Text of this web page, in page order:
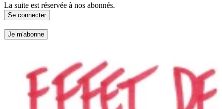
La suite est réservée à nos abonnés.
Se connecter
Je m'abonne